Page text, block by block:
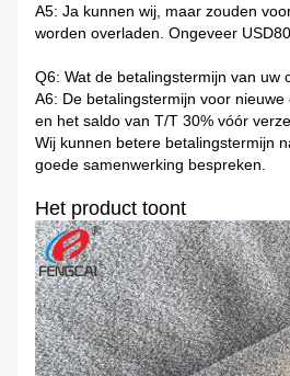
A5: Ja kunnen wij, maar zouden
worden overladen. Ongeveer
Q6: Wat de betalingstermijn van uw
A6: De betalingstermijn voor
en het saldo van T/T 30% vóór
Wij kunnen betere betalingstermijn
goede samenwerking bespreken.
Het product toont